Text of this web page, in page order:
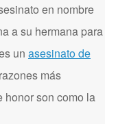
en nombre
a su hermana para
un asesinato de
más
honor son como la